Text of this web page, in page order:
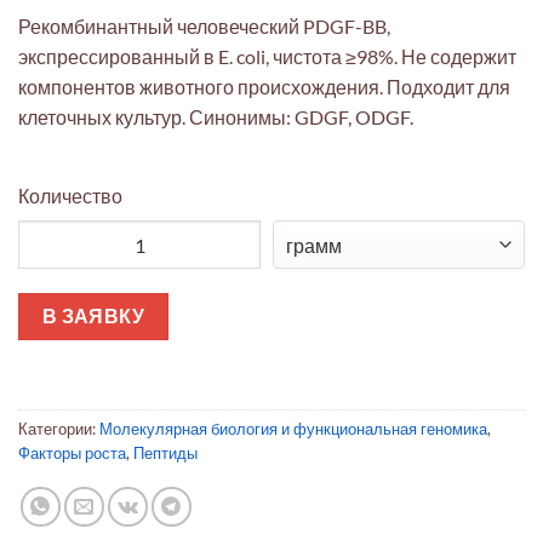
Рекомбинантный человеческий PDGF-BB,
экспрессированный в E. coli, чистота ≥98%. Не содержит
компонентов животного происхождения. Подходит для
клеточных культур. Синонимы: GDGF, ODGF.
Количество
В ЗАЯВКУ
Категории: Молекулярная биология и функциональная геномика,
Факторы роста, Пептиды